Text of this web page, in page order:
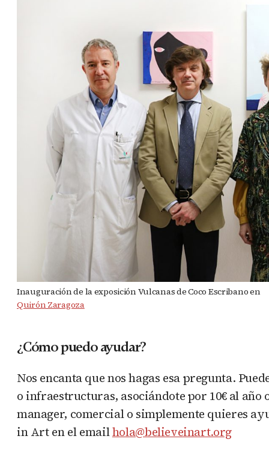
Inauguración de la exposición Vulcanas de Coco Escribano en
Quirón Zaragoza
¿Cómo puedo ayudar?
Nos encanta que nos hagas esa pregunta.
o infraestructuras, asociándote por 10€ al
manager, comercial o simplemente quieres
in Art en el emailhola@believeinart.org